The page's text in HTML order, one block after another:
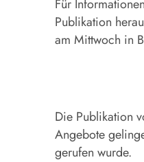
Für
Publikation
am Mittwoch in
Die Publikation
Angebote
gerufen wurde.